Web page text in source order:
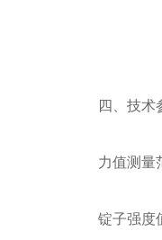
四、技术
力值测量
锭子强度